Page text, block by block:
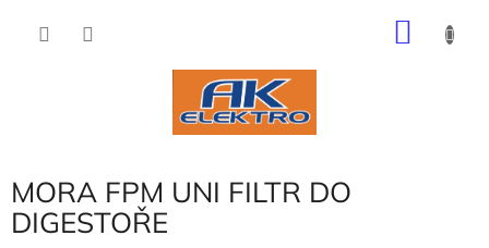
MORA FPM UNI FILTR DO
DIGESTOŘE